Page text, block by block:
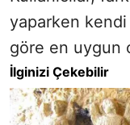
yaparken
göre en uygun